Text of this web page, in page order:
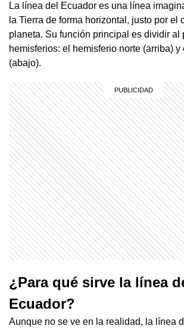
La línea del Ecuador es una línea
la Tierra de forma horizontal, justo por el
planeta. Su función principal es dividir al
hemisferios: el hemisferio norte (arriba)
(abajo).
¿Para qué sirve la línea
Ecuador?
Aunque no se ve en la realidad, la línea